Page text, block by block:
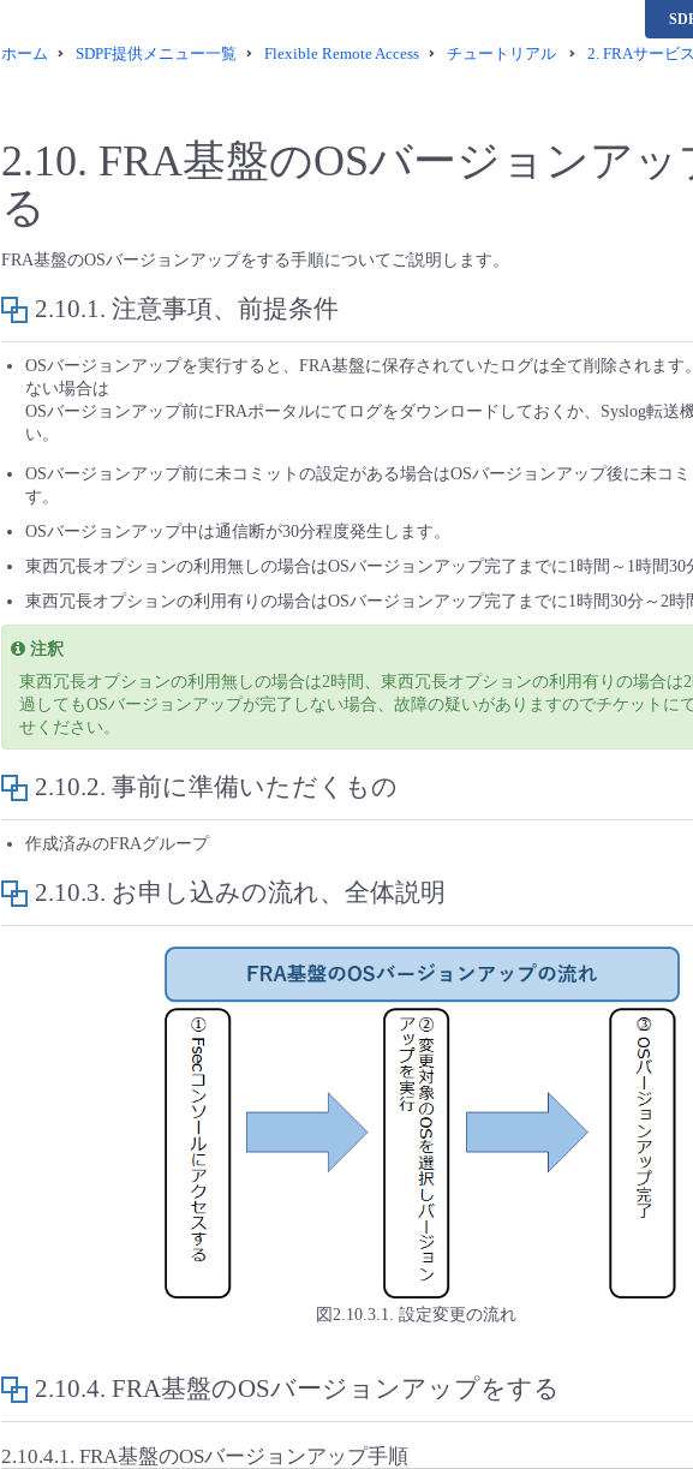
ホーム SDPF提供メニュー一覧 Flexible Remote Access チュートリアル 2. FRAサービ
2.10. FRA基盤のOSバージョンアッ
る
FRA基盤のOSバージョンアップをする手順についてご説明します。
2.10.1. 注意事項、前提条件
OSバージョンアップを実行すると、FRA基盤に保存されていたログは全て削除されます
ない場合は
OSバージョンアップ前にFRAポータルにてログをダウンロードしておくか、Syslog転送
い。
OSバージョンアップ前に未コミットの設定がある場合はOSバージョンアップ後に未コ
す。
OSバージョンアップ中は通信断が30分程度発生します。
東西冗長オプションの利用無しの場合はOSバージョンアップ完了までに1時間～1時間30
東西冗長オプションの利用有りの場合はOSバージョンアップ完了までに1時間30分～2時
注釈
東西冗長オプションの利用無しの場合は2時間、東西冗長オプションの利用有りの場合は
過してもOSバージョンアップが完了しない場合、故障の疑いがありますのでチケットに
せください。
2.10.2. 事前に準備いただくもの
作成済みのFRAグループ
2.10.3. お申し込みの流れ、全体説明
図2.10.3.1. 設定変更の流れ
2.10.4. FRA基盤のOSバージョンアップをする
2.10.4.1. FRA基盤のOSバージョンアップ手順